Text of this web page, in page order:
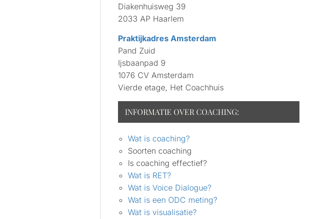
Diakenhuisweg 39
2033 AP Haarlem
Praktijkadres Amsterdam
Pand Zuid
Ijsbaanpad 9
1076 CV Amsterdam
Vierde etage, Het Coachhuis
INFORMATIE OVER COACHING:
Wat is coaching?
Soorten coaching
Is coaching effectief?
Wat is RET?
Wat is Voice Dialogue?
Wat is een ODC meting?
Wat is visualisatie?